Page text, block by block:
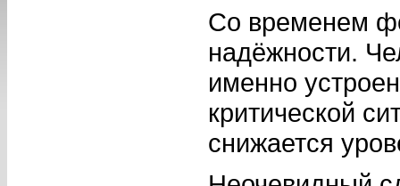
Со временем
надёжности.
именно
критической
снижается